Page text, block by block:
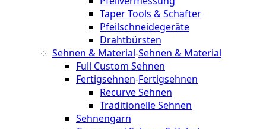
Taper Tools & Schafter
Pfeilschneidegeräte
Drahtbürsten
Sehnen & Material-Sehnen & Material
Full Custom Sehnen
Fertigsehnen-Fertigsehnen
Recurve Sehnen
Traditionelle Sehnen
Sehnengarn